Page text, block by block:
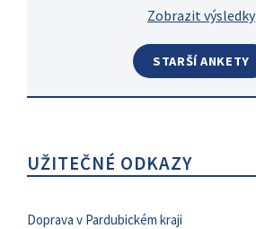
Zobrazit výsledky
STARŠÍ ANKETY
UŽITEČNÉ ODKAZY
Doprava v Pardubickém kraji